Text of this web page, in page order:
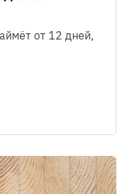
в
от 12 дней,